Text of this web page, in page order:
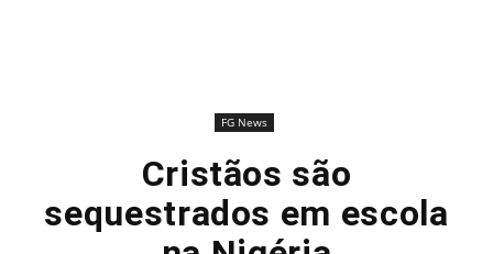
FG News
Cristãos são
sequestrados em escola